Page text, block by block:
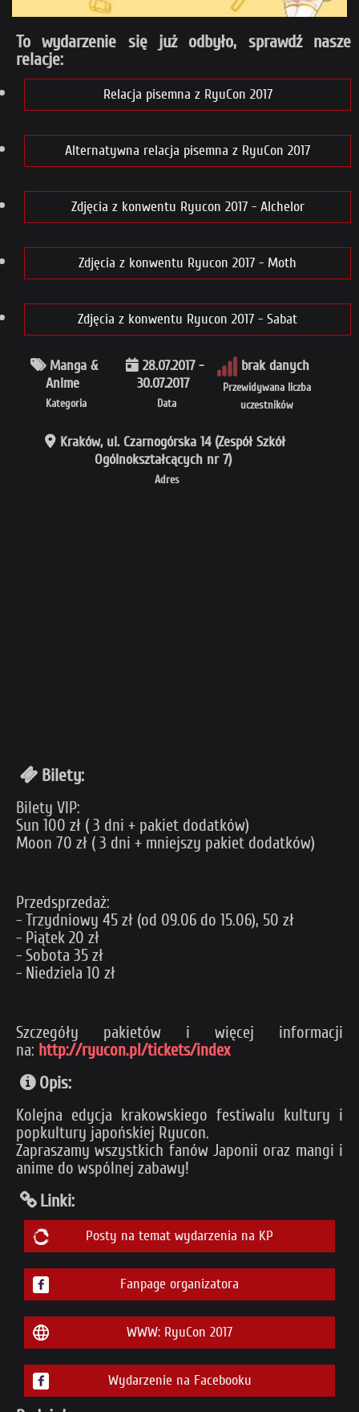
To wydarzenie się już odbyło, sprawdź nasze
relacje:
Relacja pisemna z RyuCon 2017
Alternatywna relacja pisemna z RyuCon 2017
Zdjęcia z konwentu Ryucon 2017 - Alchelor
Zdjęcia z konwentu Ryucon 2017 - Moth
Zdjęcia z konwentu Ryucon 2017 - Sabat
Kategoria
Manga &
Anime
Data
28.07.2017 -
30.07.2017
Przewidywana liczba
uczestników
brak danych
Adres
Kraków, ul. Czarnogórska 14 (Zespół Szkół
Ogólnokształcących nr 7)
Bilety:
Bilety VIP:
Sun 100 zł ( 3 dni + pakiet dodatków)
Moon 70 zł ( 3 dni + mniejszy pakiet dodatków)
Przedsprzedaż:
- Trzydniowy 45 zł (od 09.06 do 15.06), 50 zł
- Piątek 20 zł
- Sobota 35 zł
- Niedziela 10 zł
Szczegóły pakietów i więcej informacji
na: http://ryucon.pl/tickets/index
Opis:
Kolejna edycja krakowskiego festiwalu kultury i
popkultury japońskiej Ryucon.
Zapraszamy wszystkich fanów Japonii oraz mangi i
anime do wspólnej zabawy!
Linki:
Posty na temat wydarzenia na KP
Fanpage organizatora
WWW: RyuCon 2017
Wydarzenie na Facebooku